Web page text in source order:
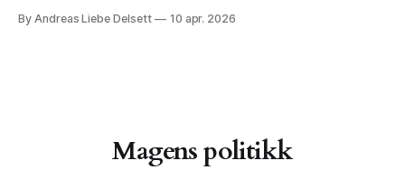
skumleste boka jeg har skrevet, men nå er den sendt til
By Andreas Liebe Delsett 10 apr. 2026
Magens politikk